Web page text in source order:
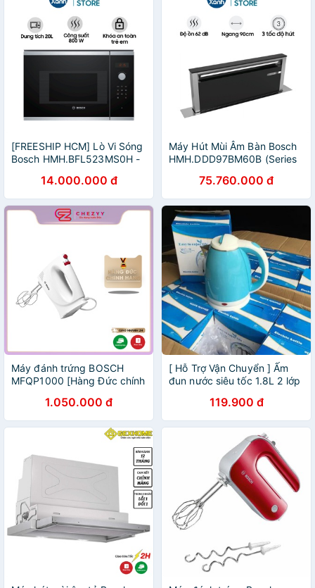
[FREESHIP HCM] Lò Vi Sóng
Bosch HMH.BFL523MS0H -
14.000.000 đ
Máy Hút Mùi Âm Bàn Bosch
HMH.DDD97BM60B (Series
75.760.000 đ
Máy đánh trứng BOSCH
MFQP1000 [Hàng Đức chính
1.050.000 đ
[ Hỗ Trợ Vận Chuyển ] Ấm
đun nước siêu tốc 1.8L 2 lớp
119.900 đ